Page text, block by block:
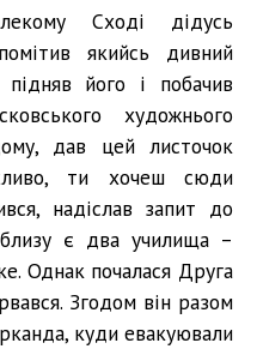
Сході дідусь
якийсь дивний
його і побачив
художнього
дав цей листочок
ти хочеш сюди
надіслав запит до
є два училища –
Однак почалася Друга
Згодом він разом
куди евакуювали